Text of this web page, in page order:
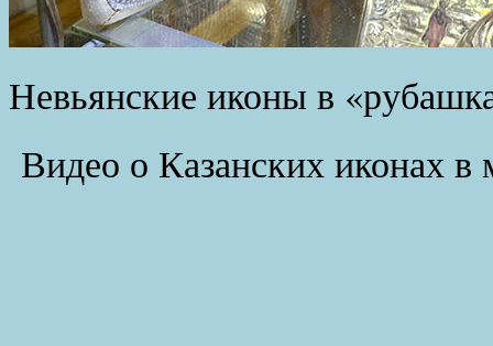
Невьянские иконы в
Видео о Казанских иконах в